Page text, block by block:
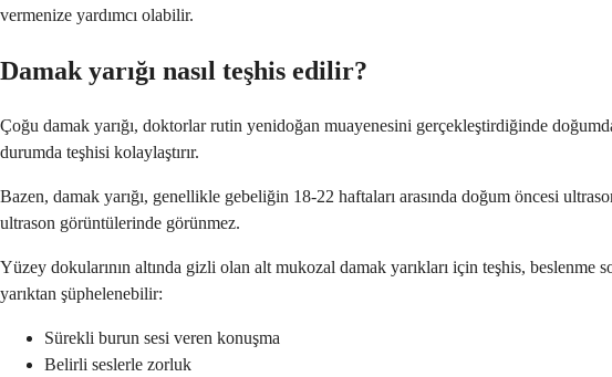
vermenize yardımcı olabilir.
Damak yarığı nasıl teşhis edilir?
Çoğu damak yarığı, doktorlar rutin yenidoğan muayenesini gerçekleştirdiğinde
durumda teşhisi kolaylaştırır.
Bazen, damak yarığı, genellikle gebeliğin 18-22 haftaları arasında doğum öncesi
ultrason görüntülerinde görünmez.
Yüzey dokularının altında gizli olan alt mukozal damak yarıkları için teşhis,
yarıktan şüphelenebilir:
Sürekli burun sesi veren konuşma
Belirli seslerle zorluk